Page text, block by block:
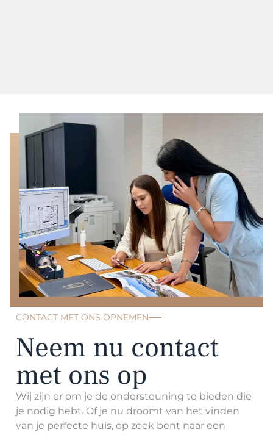
CONTACT MET ONS OPNEMEN
Neem nu contact
met ons op
Wij zijn er om je de ondersteuning te bieden die
je nodig hebt. Of je nu droomt van het vinden
van je perfecte huis, op zoek bent naar een